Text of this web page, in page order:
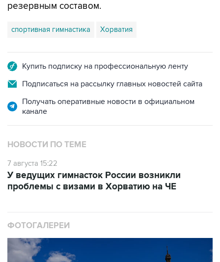
спортивная гимнастика Хорватия
Подписаться на рассылку главных новостей сайта
Получать оперативные новости в официальном
канале
НОВОСТИ ПО ТЕМЕ
7 августа 15:22
проблемы с визами в Хорватию на ЧЕ